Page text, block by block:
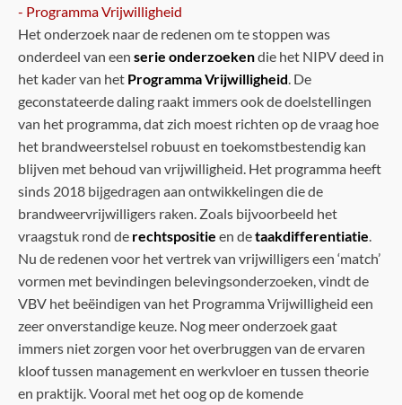
- Programma Vrijwilligheid
Het onderzoek naar de redenen om te stoppen was
onderdeel van een serie onderzoekendie het NIPV deed in
het kader van het Programma Vrijwilligheid. De
geconstateerde daling raakt immers ook de doelstellingen
van het programma, dat zich moest richten op de vraag hoe
het brandweerstelsel robuust en toekomstbestendig kan
blijven met behoud van vrijwilligheid. Het programma heeft
sinds 2018 bijgedragen aan ontwikkelingen die de
brandweervrijwilligers raken. Zoals bijvoorbeeld het
vraagstuk rond de rechtspositie en detaakdifferentiatie.
Nu de redenen voor het vertrek van vrijwilligers een ‘match’
vormen met bevindingen belevingsonderzoeken, vindt de
VBV het beëindigen van het Programma Vrijwilligheid een
zeer onverstandige keuze. Nog meer onderzoek gaat
immers niet zorgen voor het overbruggen van de ervaren
kloof tussen management en werkvloer en tussen theorie
en praktijk. Vooral met het oog op de komende